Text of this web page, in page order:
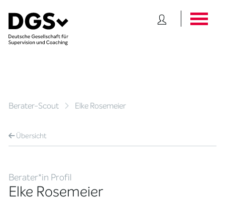
Berater-Scout Elke Rosemeier
Übersicht
Berater*in Profil
Elke Rosemeier